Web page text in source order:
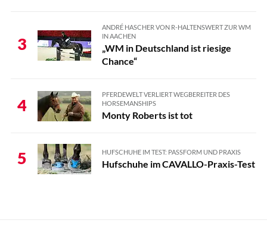
3
ANDRÉ HASCHER VON R-HALTENSWERT ZUR WM
IN AACHEN
„WM in Deutschland ist riesige
Chance“
4
PFERDEWELT VERLIERT WEGBEREITER DES
HORSEMANSHIPS
Monty Roberts ist tot
5 HUFSCHUHE IM TEST: PASSFORM UND PRAXIS
Hufschuhe im CAVALLO-Praxis-Test